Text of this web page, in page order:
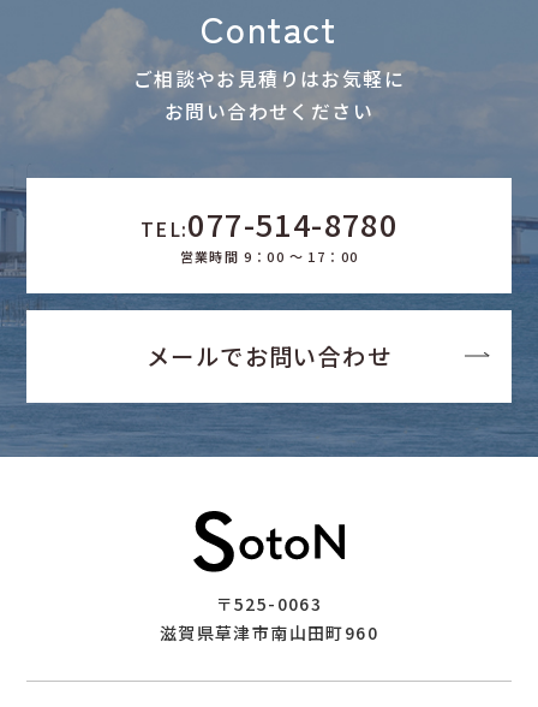
Contact
ご相談やお見積りはお気軽に
お問い合わせください
TEL:077-514-8780
営業時間 9：00 ～ 17：00
メールでお問い合わせ
〒525-0063
滋賀県草津市南山田町960